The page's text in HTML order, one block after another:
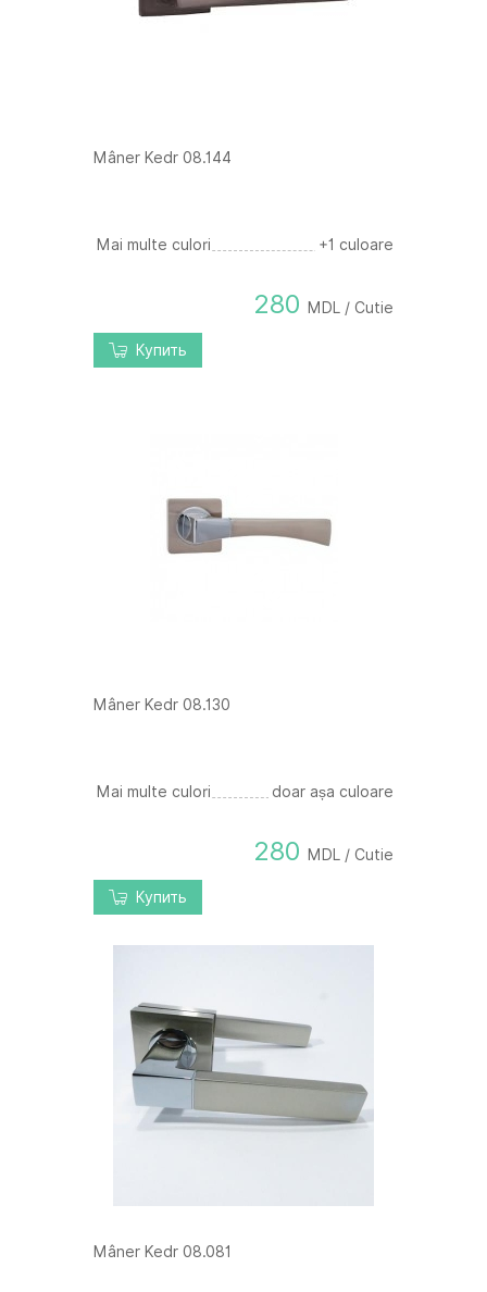
Mâner Kedr 08.144
Mai multe culori +1 culoare
280 MDL / Cutie
Купить
Mâner Kedr 08.130
Mai multe culori doar așa culoare
280 MDL / Cutie
Купить
Mâner Kedr 08.081